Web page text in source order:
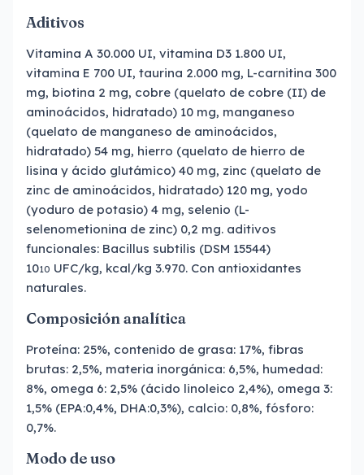
Aditivos
Vitamina A 30.000 UI, vitamina D3 1.800 UI,
vitamina E 700 UI, taurina 2.000 mg, L-carnitina 300
mg, biotina 2 mg, cobre (quelato de cobre (II) de
aminoácidos, hidratado) 10 mg, manganeso
(quelato de manganeso de aminoácidos,
hidratado) 54 mg, hierro (quelato de hierro de
lisina y ácido glutámico) 40 mg, zinc (quelato de
zinc de aminoácidos, hidratado) 120 mg, yodo
(yoduro de potasio) 4 mg, selenio (L-
selenometionina de zinc) 0,2 mg. aditivos
funcionales: Bacillus subtilis (DSM 15544)
1010 UFC/kg, kcal/kg 3.970. Con antioxidantes
naturales.
Composición analítica
Proteína: 25%, contenido de grasa: 17%, fibras
brutas: 2,5%, materia inorgánica: 6,5%, humedad:
8%, omega 6: 2,5% (ácido linoleico 2,4%), omega 3:
1,5% (EPA:0,4%, DHA:0,3%), calcio: 0,8%, fósforo:
0,7%.
Modo de uso